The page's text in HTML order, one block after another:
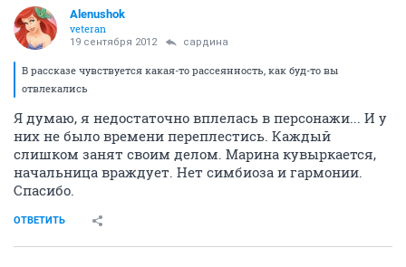
Alenushok
veteran
19 сентября 2012 сардина
В рассказе чувствуется какая-то рассеянность, как буд-то вы
отвлекались
Я думаю, я недостаточно вплелась в персонажи... И у
них не было времени переплестись. Каждый
слишком занят своим делом. Марина кувыркается,
начальница враждует. Нет симбиоза и гармонии.
Спасибо.
ОТВЕТИТЬ